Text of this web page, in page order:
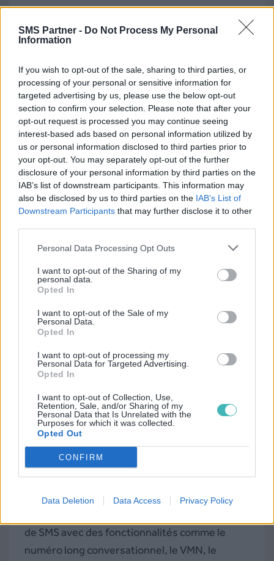
SMS Partner - Do Not Process My Personal
Information
If you wish to opt-out of the sale, sharing to third parties, or
processing of your personal or sensitive information for
targeted advertising by us, please use the below opt-out
section to confirm your selection. Please note that after your
opt-out request is processed you may continue seeing
interest-based ads based on personal information utilized by
us or personal information disclosed to third parties prior to
your opt-out. You may separately opt-out of the further
disclosure of your personal information by third parties on the
IAB’s list of downstream participants. This information may
also be disclosed by us to third parties on the IAB’s List of
Downstream Participants that may further disclose it to other
Personal Data Processing Opt Outs
I want to opt-out of the Sharing of my
personal data.
Opted In
I want to opt-out of the Sale of my
Personal Data.
Opted In
I want to opt-out of processing my
Personal Data for Targeted Advertising.
Opted In
I want to opt-out of Collection, Use,
Retention, Sale, and/or Sharing of my
Personal Data that Is Unrelated with the
Purposes for which it was collected.
Opted Out
CONFIRM
Data Deletion Data Access Privacy Policy
Tarification
Tarifs SMS Partner
SMS Partner fonctionne avec un système de
crédits prépayés, sans abonnement ni
engagement . En France, le tarif par SMS est de
0,049€ HT, soit 9,80€ HT pour un pack de 200
SMS. Les prix varient selon le pays de
destination : par exemple,0,08€ en Belgique
ou0,03€ au Portugal.
À l’inscription,
d’utilisation des crédits. Cela permet une
gestion flexible du budget, sans contrainte de
temps.
Tarifs SMS Envoi
SMS Envoi propose deux modèles de
tarification : des
recharges prépayées
offerts pour tester la plateforme, en revanche.
de SMS avec des fonctionnalités comme le
numéro long conversationnel, le VMN, le